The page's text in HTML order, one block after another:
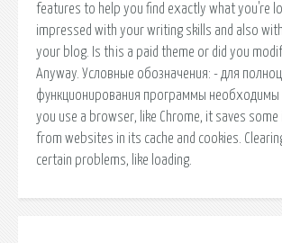
features to help you find exactly what you're
impressed with your writing skills and also
your blog. Is this a paid theme or did you
Anyway. Условные обозначения: - для
функционирования программы необходимы
you use a browser, like Chrome, it saves
from websites in its cache and cookies.
certain problems, like loading.